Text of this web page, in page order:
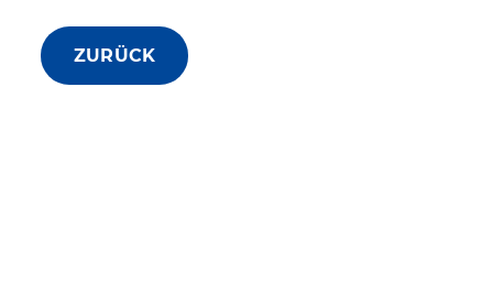
ZURÜCK